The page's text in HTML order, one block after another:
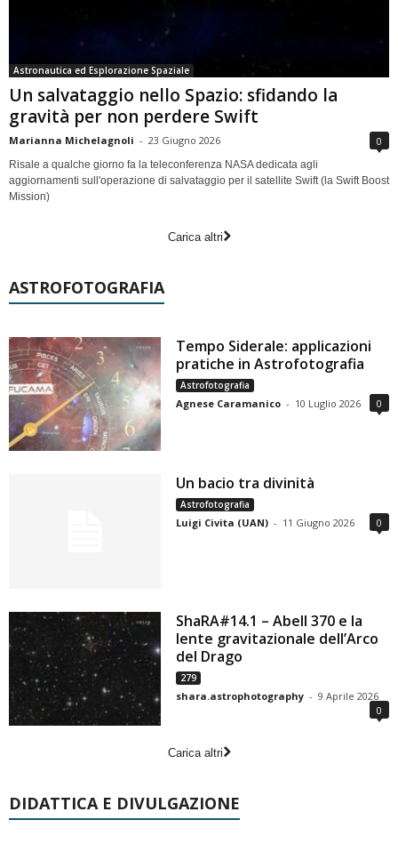
Astronautica ed Esplorazione Spaziale
Un salvataggio nello Spazio: sfidando la
gravità per non perdere Swift
Marianna Michelagnoli - 23 Giugno 2026 0
Risale a qualche giorno fa la teleconferenza NASA dedicata agli
aggiornamenti sull'operazione di salvataggio per il satellite Swift (la Swift Boost
Mission)
Carica altri
ASTROFOTOGRAFIA
Tempo Siderale: applicazioni
pratiche in Astrofotografia
Astrofotografia
Agnese Caramanico - 10 Luglio 2026 0
Un bacio tra divinità
Astrofotografia
Luigi Civita (UAN) - 11 Giugno 2026 0
ShaRA#14.1 – Abell 370 e la
lente gravitazionale dell’Arco
del Drago
279
shara.astrophotography - 9 Aprile 2026
0
Carica altri
DIDATTICA E DIVULGAZIONE